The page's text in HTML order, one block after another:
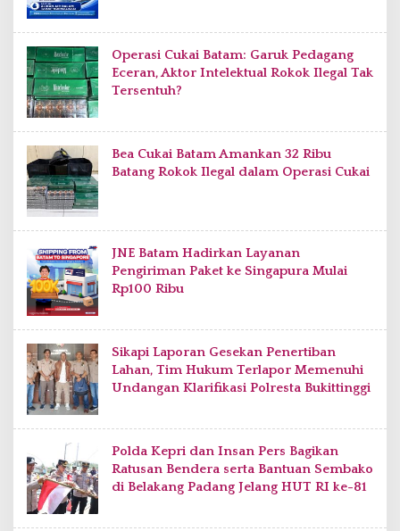
Operasi Cukai Batam: Garuk Pedagang
Eceran, Aktor Intelektual Rokok Ilegal Tak
Tersentuh?
Bea Cukai Batam Amankan 32 Ribu
Batang Rokok Ilegal dalam Operasi Cukai
JNE Batam Hadirkan Layanan
Pengiriman Paket ke Singapura Mulai
Rp100 Ribu
Sikapi Laporan Gesekan Penertiban
Lahan, Tim Hukum Terlapor Memenuhi
Undangan Klarifikasi Polresta Bukittinggi
Polda Kepri dan Insan Pers Bagikan
Ratusan Bendera serta Bantuan Sembako
di Belakang Padang Jelang HUT RI ke-81